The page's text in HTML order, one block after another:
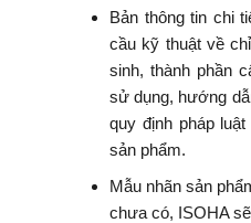
Bản thông tin chi
cầu kỹ thuật về
sinh, thành phần
sử dụng, hướng
quy định pháp
sản phẩm.
Mẫu nhãn sản
chưa có, ISOHA